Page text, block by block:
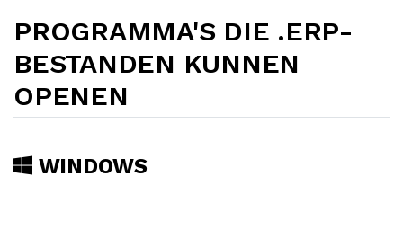
PROGRAMMA'S DIE .ERP-
BESTANDEN KUNNEN
OPENEN
WINDOWS